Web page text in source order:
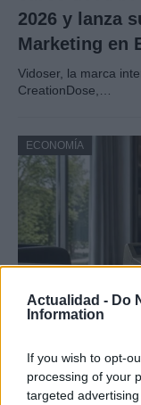
Actualidad - Do
Information
If you wish to opt-
processing of your
targeted
2026 y lanza
Marketing en
Vidoser, la marca
CreationDose,…
ECONOMÍA
Cómo medir
trabajada y